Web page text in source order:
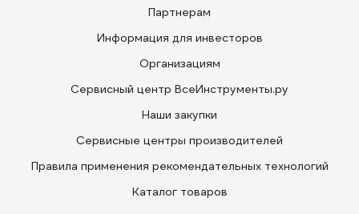
Партнерам
Информация для инвесторов
Организациям
Сервисный центр ВсеИнструменты.ру
Наши закупки
Сервисные центры производителей
Правила применения рекомендательных технологий
Каталог товаров